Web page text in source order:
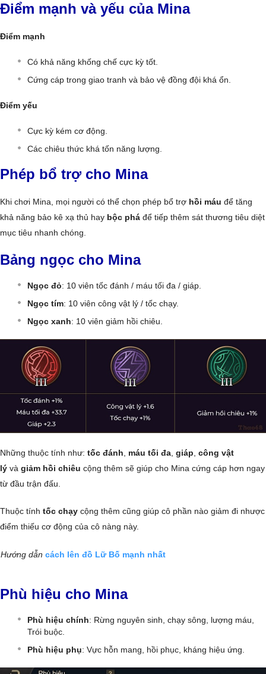
Điểm mạnh và yếu của Mina
Điểm mạnh
Có khả năng khống chế cực kỳ tốt.
Cứng cáp trong giao tranh và bảo vệ đồng đội khá ổn.
Điểm yếu
Cực kỳ kém cơ động.
Các chiêu thức khá tốn năng lượng.
Phép bổ trợ cho Mina
Khi chơi Mina, mọi người có thể chọn phép bổ trợ hồi máu để tăng
khả năng bảo kê xạ thủ hay bộc phá để tiếp thêm sát thương tiêu diệt
mục tiêu nhanh chóng.
Bảng ngọc cho Mina
Ngọc đỏ: 10 viên tốc đánh / máu tối đa / giáp.
Ngọc tím: 10 viên công vật lý / tốc chạy.
Ngọc xanh: 10 viên giảm hồi chiêu.
Những thuộc tính như: tốc đánh, máu tối đa, giáp, công vật
lý và giảm hồi chiêu cộng thêm sẽ giúp cho Mina cứng cáp hơn ngay
từ đầu trận đấu.
Thuộc tính tốc chạy cộng thêm cũng giúp cô phần nào giảm đi nhược
điểm thiếu cơ động của cô nàng này.
Hướng dẫn cách lên đồ Lữ Bố mạnh nhất
Phù hiệu cho Mina
Phù hiệu chính: Rừng nguyên sinh, chạy sông, lượng máu,
Trói buộc.
Phù hiệu phụ: Vực hỗn mang, hồi phục, kháng hiệu ứng.